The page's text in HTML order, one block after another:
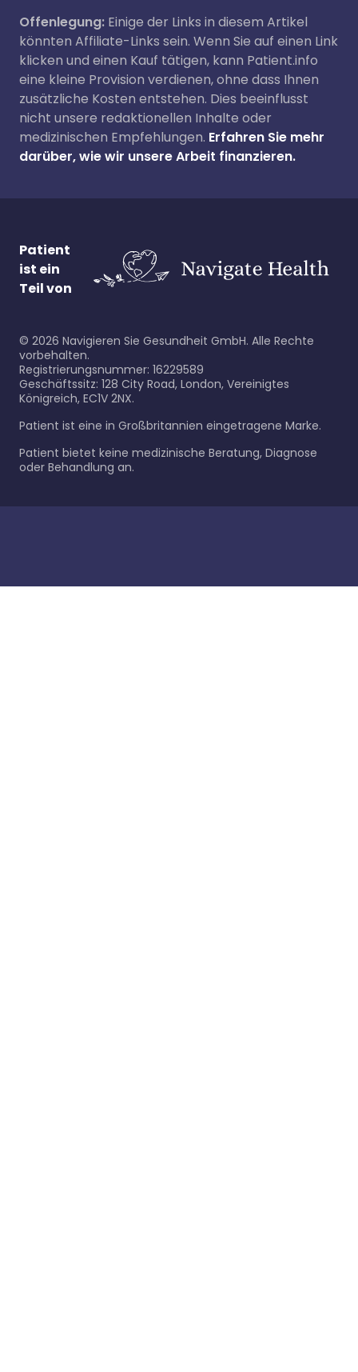
Offenlegung: Einige der Links in diesem Artikel
könnten Affiliate-Links sein. Wenn Sie auf einen Link
klicken und einen Kauf tätigen, kann Patient.info
eine kleine Provision verdienen, ohne dass Ihnen
zusätzliche Kosten entstehen. Dies beeinflusst
nicht unsere redaktionellen Inhalte oder
medizinischen Empfehlungen. Erfahren Sie mehr
darüber, wie wir unsere Arbeit finanzieren.
Patient
ist ein
Teil von
© 2026 Navigieren Sie Gesundheit GmbH. Alle Rechte
vorbehalten.
Registrierungsnummer: 16229589
Geschäftssitz: 128 City Road, London, Vereinigtes
Königreich, EC1V 2NX.
Patient ist eine in Großbritannien eingetragene Marke.
Patient bietet keine medizinische Beratung, Diagnose
oder Behandlung an.